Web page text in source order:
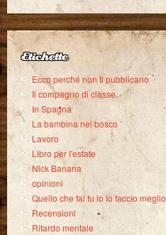
Etichette
Ecco perché non ti pubblicano
Il compagno di classe
In Spagna
La bambina nel bosco
Lavoro
Libro per l'estate
Nick Banana
opinioni
Quello che fai tu io lo faccio meglio
Recensioni
Ritardo mentale